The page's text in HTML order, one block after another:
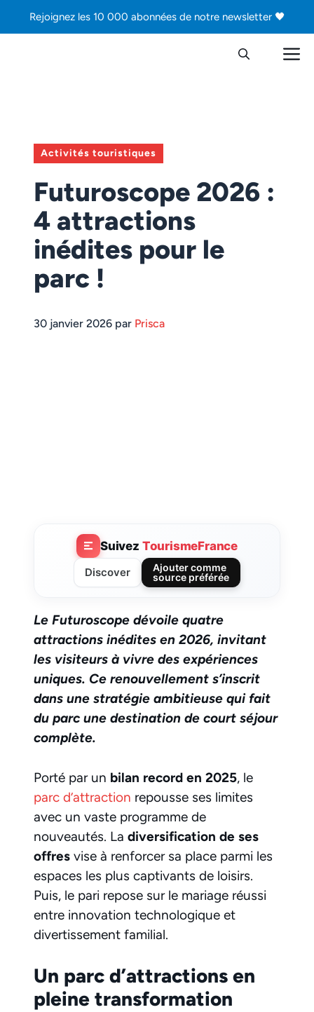
Rejoignez les 10 000 abonnées de notre newsletter 🖤
Activités touristiques
Futuroscope 2026 :
4 attractions
inédites pour le
parc !
30 janvier 2026 par Prisca
Suivez TourismeFrance
Discover
Ajouter comme
source préférée
Le Futuroscope dévoile quatre
attractions inédites en 2026, invitant
les visiteurs à vivre des expériences
uniques. Ce renouvellement s’inscrit
dans une stratégie ambitieuse qui fait
du parc une destination de court séjour
complète.
Porté par un bilan record en 2025, le
parc d’attraction repousse ses limites
avec un vaste programme de
nouveautés. La diversification de ses
offres vise à renforcer sa place parmi les
espaces les plus captivants de loisirs.
Puis, le pari repose sur le mariage réussi
entre innovation technologique et
divertissement familial.
Un parc d’attractions en
pleine transformation